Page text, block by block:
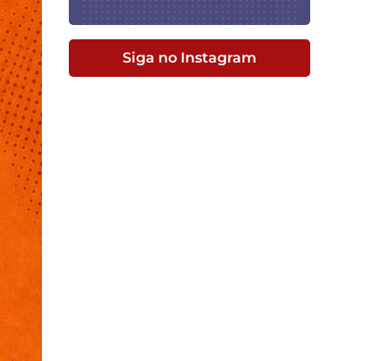
Siga no Instagram